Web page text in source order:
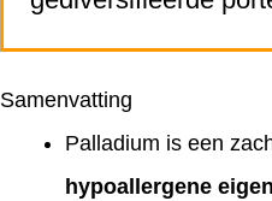
Samenvatting
Palladium is een
hypoallergene